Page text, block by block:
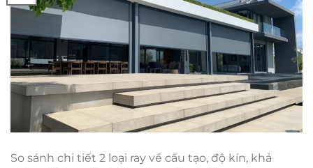
So sánh chi tiết 2 loại ray về cấu tạo, độ kín, khả